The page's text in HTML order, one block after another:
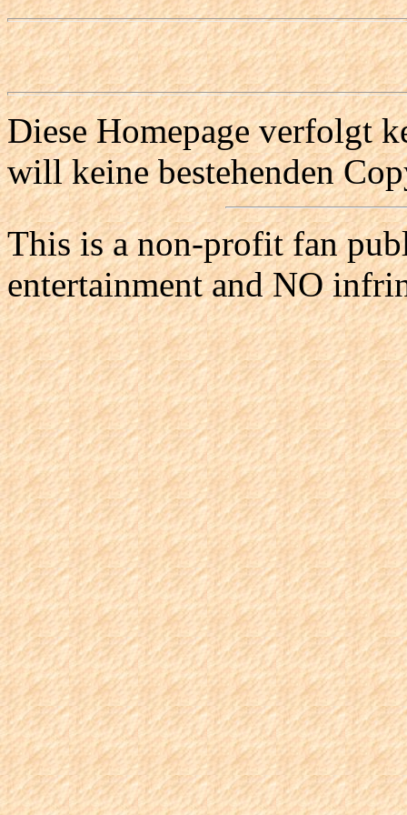
Diese Homepage verfolgt
will keine bestehenden
This is a non-profit fan
entertainment and NO